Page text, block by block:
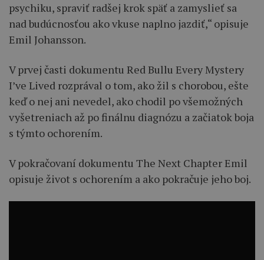
psychiku, spraviť radšej krok späť a zamyslieť sa
nad budúcnosťou ako vkuse naplno jazdiť,“ opisuje
Emil Johansson.
V prvej časti dokumentu Red Bullu Every Mystery
I’ve Lived rozprával o tom, ako žil s chorobou, ešte
keď o nej ani nevedel, ako chodil po všemožných
vyšetreniach až po finálnu diagnózu a začiatok boja
s týmto ochorením.
V pokračovaní dokumentu The Next Chapter Emil
opisuje život s ochorením a ako pokračuje jeho boj.